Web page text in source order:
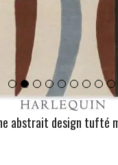
abstrait design tufté